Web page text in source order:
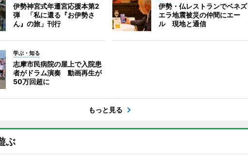
伊勢神宮式年遷宮応援本第2
弾 「私に還る『お伊勢さ
ん』の旅」刊行
伊勢・仏レストランでベネズ
エラ地震被災の仲間にエー
ル 現地と通信
学ぶ・知る
志摩市民病院の屋上で入院患
者がドラム演奏 動画再生が
50万回超に
もっと見る
ぶ